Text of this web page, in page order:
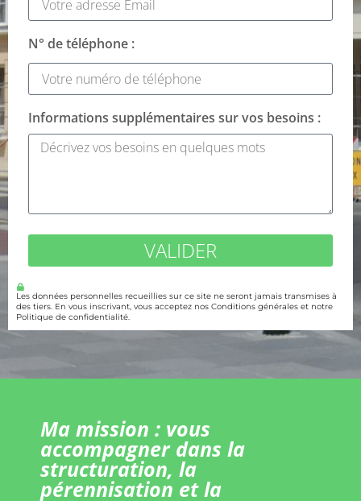
N° de téléphone :
Informations supplémentaires sur vos besoins :
VALIDER
Les données personnelles recueillies sur ce site ne seront jamais transmises à
des tiers. En vous inscrivant, vous acceptez nos Conditions générales et notre
Politique de confidentialité.
Ma mission : vous
accompagner dans la
structuration, la
pérennisation et la